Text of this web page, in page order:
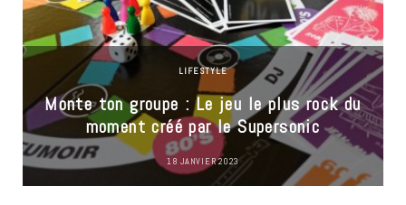
LIFESTYLE
Monte ton groupe : Le jeu le plus rock du
moment créé par le Supersonic
18 JANVIER 2023